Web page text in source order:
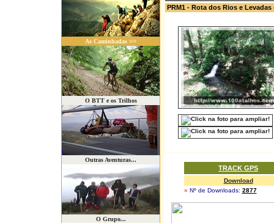
As Caminhadas »»
O BTT e os Trilhos
Outras Aventuras...
O Grupo...
PRM1 - Rota dos Rios e Levadas
TRACK GPS
Download
» Nº de Downloads: 2877